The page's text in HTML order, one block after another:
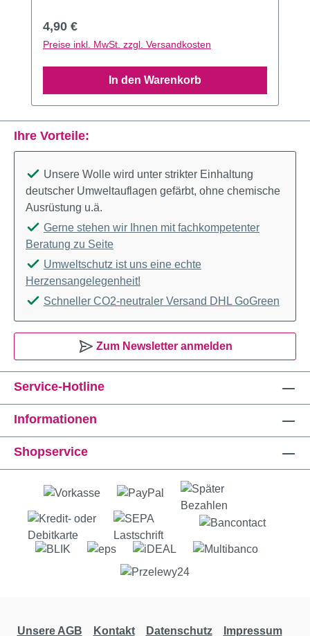
Regulärer Preis:
4,90 €
Preise inkl. MwSt. zzgl. Versandkosten
In den Warenkorb
Service-Hotline
Informationen
Shopservice
Ihre Vorteile:
Unsere Wolle wird unter strikter Einhaltung
deutscher Umweltauflagen gefärbt, ohne chemische
Ausrüstung u.ä.
Gerne stehen wir Ihnen mit fachkompetenter
Beratung zu Seite
Umweltschutz ist uns eine echte
Herzensangelegenheit!
Schneller CO2-neutraler Versand DHL GoGreen
Zum Newsletter anmelden
Unsere AGB Kontakt Datenschutz Impressum